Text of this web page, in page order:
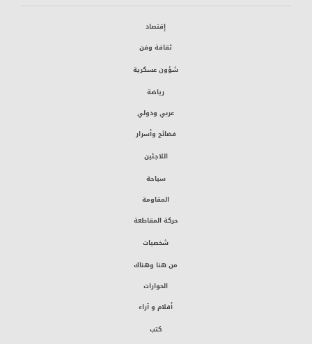
إقتصاد
ثقافة وفن
شؤون عسكرية
رياضة
عربي ودولي
فضائح وأسرار
اللاجئين
سياحة
المقاومة
حركة المقاطعة
شخصيات
من هنا وهناك
الحوارات
أقلام و آراء
كتب